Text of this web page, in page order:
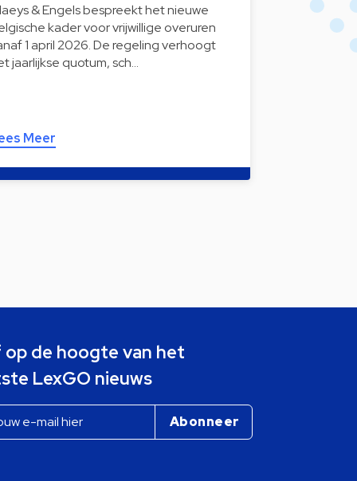
& Engels bespreekt het nieuwe
kader voor vrijwillige overuren
1 april 2026. De regeling verhoogt
jaarlijkse quotum, sch…
Meer
op de hoogte van het
LexGO nieuws